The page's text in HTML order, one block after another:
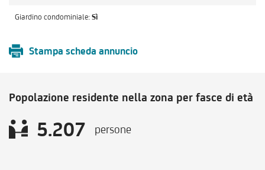
Giardino condominiale: Sì
Stampa scheda annuncio
Popolazione residente nella zona per fasce di età
5.207 persone